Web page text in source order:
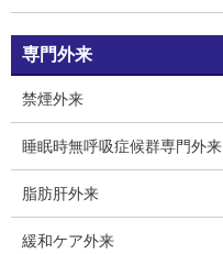
専門外来
禁煙外来
睡眠時無呼吸症候群専門外来
脂肪肝外来
緩和ケア外来